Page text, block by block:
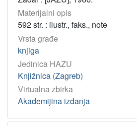
Materijalni opis
592 str. : ilustr., faks., note
Vrsta građe
knjiga
Jedinica HAZU
Knjižnica (Zagreb)
Virtualna zbirka
Akademijina izdanja